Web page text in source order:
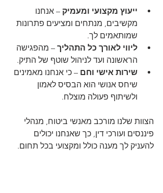
ייעוץ מקצועי ומעמיק – אנחנו
מקשיבים, מנתחים ומציעים פתרונות
שמותאמים לך.
ליווי לאורך כל התהליך – מהפגישה
הראשונה ועד לניהול שוטף של התיק.
שירות אישי וחם – כי אנחנו מאמינים
שיחס אנושי הוא הבסיס לאמון
ולשיתוף פעולה מוצלח.
הצוות שלנו מורכב מאנשי ביטוח, מנהלי
פיננסים ועורכי דין, כך שאנחנו יכולים
להעניק לך מענה כולל ומקצועי בכל תחום.